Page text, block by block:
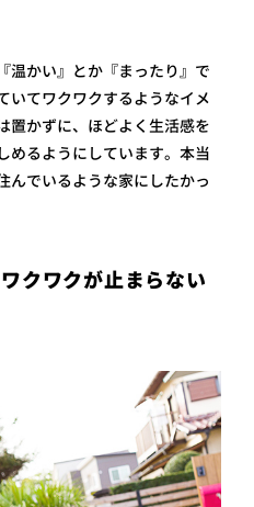
温かい』とか『まったり』で
いてワクワクするようなイメ
置かずに、ほどよく生活感を
めるようにしています。本当
んでいるような家にしたかっ
クワクが止まらない